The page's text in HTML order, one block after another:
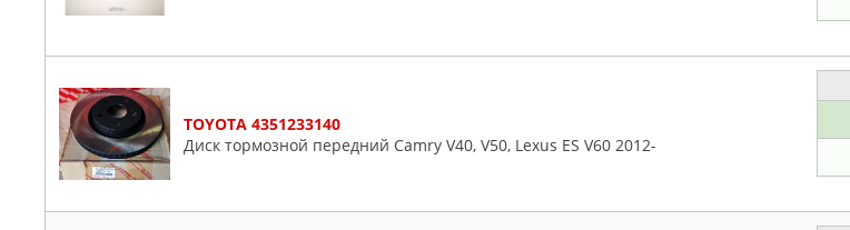
TOYOTA 4351233140
Диск тормозной передний Camry V40, V50, Lexus ES V60 2012-